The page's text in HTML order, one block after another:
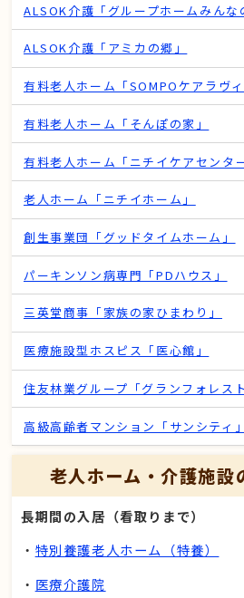
ALSOK介護「グループホームみんな
ALSOK介護「アミカの郷」
有料老人ホーム「SOMPOケアラヴィ
有料老人ホーム「そんぽの家」
有料老人ホーム「ニチイケアセンター
老人ホーム「ニチイホーム」
創生事業団「グッドタイムホーム」
パーキンソン病専門「PDハウス」
三英堂商事「家族の家ひまわり」
医療施設型ホスピス「医心館」
住友林業グループ「グランフォレスト
高級高齢者マンション「サンシティ」
老人ホーム・介護施設
長期間の入居（看取りまで）
・ 特別養護老人ホーム（特養）
・ 医療介護院